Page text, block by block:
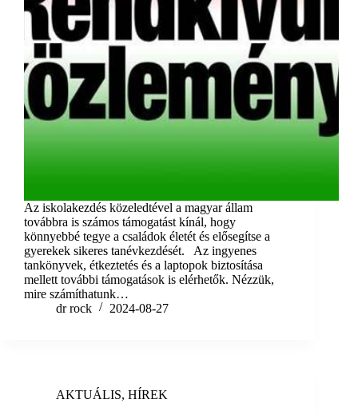
Az iskolakezdés közeledtével a magyar állam
továbbra is számos támogatást kínál, hogy
könnyebbé tegye a családok életét és elősegítse a
gyerekek sikeres tanévkezdését. Az ingyenes
tankönyvek, étkeztetés és a laptopok biztosítása
mellett további támogatások is elérhetők. Nézzük,
mire számíthatunk…
dr rock
2024-08-27
AKTUÁLIS, HÍREK